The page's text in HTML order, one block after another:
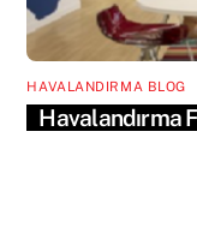
HAVALANDIRMA BLOG
Havalandırma